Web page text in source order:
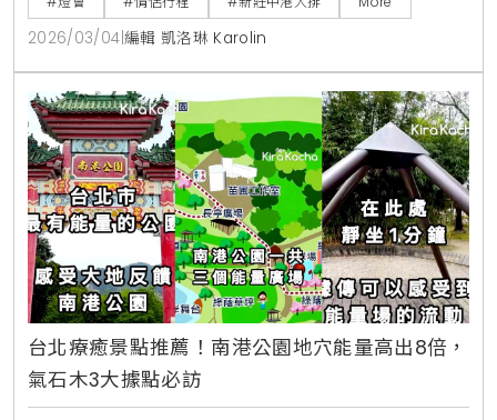
2026/03/04 編輯 凱洛琳 Karolin
台北療癒景點推薦！南港公園地穴能量高出8倍，
氣石木3大據點必訪